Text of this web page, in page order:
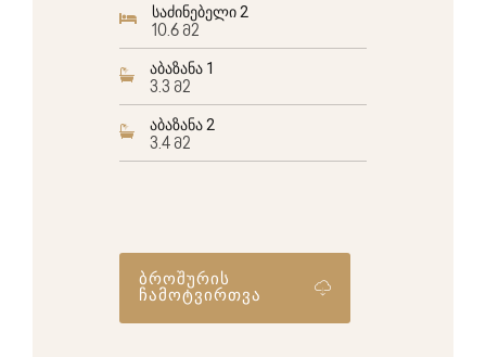
საძინებელი 2
10.6 მ2
აბაზანა 1
3.3 მ2
აბაზანა 2
3.4 მ2
ბროშურის
ჩამოტვირთვა